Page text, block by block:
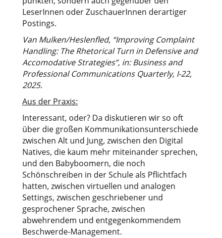
LeserInnen oder ZuschauerInnen derartiger
Postings.
Van Mulken/Heslenfled, “Improving Complaint
Handling: The Rhetorical Turn in Defensive and
Accomodative Strategies”, in: Business and
Professional Communications Quarterly, I-22,
2025.
Aus der Praxis:
Interessant, oder? Da diskutieren wir so oft
über die großen Kommunikationsunterschiede
zwischen Alt und Jung, zwischen den Digital
Natives, die kaum mehr miteinander sprechen,
und den Babyboomern, die noch
Schönschreiben in der Schule als Pflichtfach
hatten, zwischen virtuellen und analogen
Settings, zwischen geschriebener und
gesprochener Sprache, zwischen
abwehrendem und entgegenkommendem
Beschwerde-Management.